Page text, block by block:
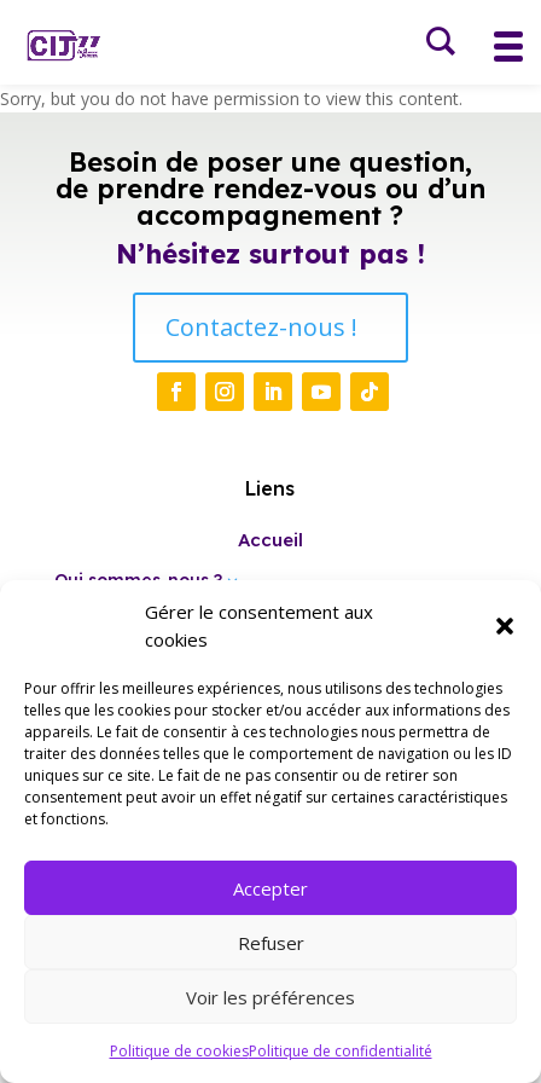
Gérer le consentement aux
cookies
Pour offrir les meilleures expériences, nous utilisons des technologies
telles que les cookies pour stocker et/ou accéder aux informations des
appareils. Le fait de consentir à ces technologies nous permettra de
traiter des données telles que le comportement de navigation ou les ID
uniques sur ce site. Le fait de ne pas consentir ou de retirer son
consentement peut avoir un effet négatif sur certaines caractéristiques
et fonctions.
Accepter
Refuser
Voir les préférences
Politique de cookiesPolitique de confidentialité
Sorry, but you do not have permission to view this content.
Besoin de poser une question,
de prendre rendez-vous ou d’un
accompagnement ?
N’hésitez surtout pas !
Contactez-nous !
Liens
Accueil
Qui sommes-nous ?3
ThématiquesIJ3
Politique de cookies
Conditions générales
Copyright © 2023 CIJ77. Tous droits réservés